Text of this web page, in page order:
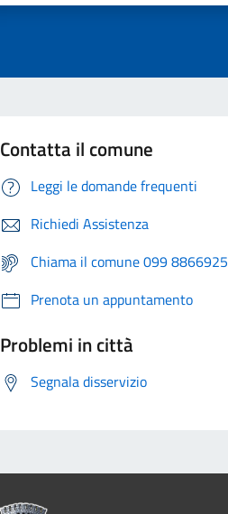
Contatta il comune
Leggi le domande frequenti
Richiedi Assistenza
Chiama il comune 099 8866925
Prenota un appuntamento
Problemi in città
Segnala disservizio